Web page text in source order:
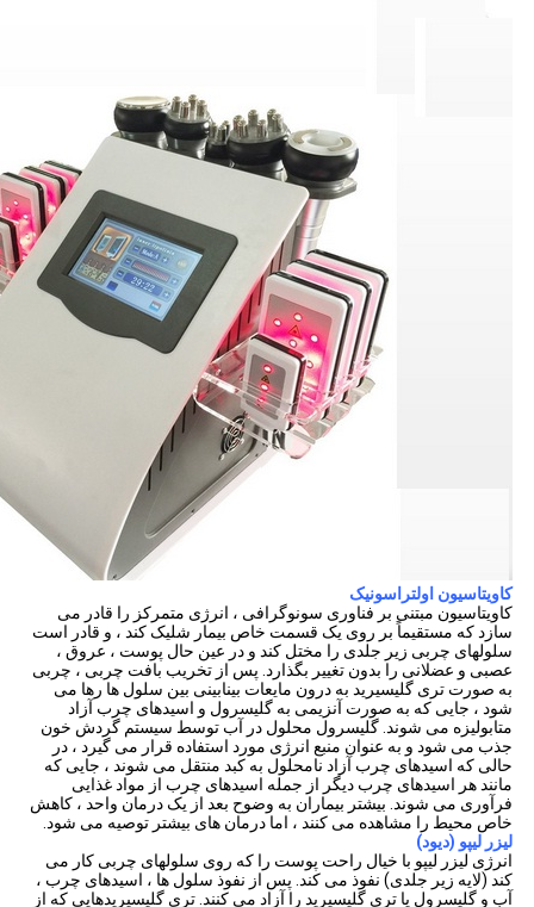
کاویتاسیون اولتراسونیک
کاویتاسیون مبتنی بر فناوری سونوگرافی ، انرژی متمرکز را قادر می
سازد که مستقیماً بر روی یک قسمت خاص بیمار شلیک کند ، و قادر است
سلولهای چربی زیر جلدی را مختل کند و در عین حال پوست ، عروق ،
عصبی و عضلانی را بدون تغییر بگذارد. پس از تخریب بافت چربی ، چربی
به صورت تری گلیسیرید به درون مایعات بینابینی بین سلول ها رها می
شود ، جایی که به صورت آنزیمی به گلیسرول و اسیدهای چرب آزاد
متابولیزه می شوند.گلیسرول محلول در آب توسط سیستم گردش خون
جذب می شود و به عنوان منبع انرژی مورد استفاده قرار می گیرد ، در
حالی که اسیدهای چرب آزاد نامحلول به کبد منتقل می شوند ، جایی که
مانند هر اسیدهای چرب دیگر از جمله اسیدهای چرب از مواد غذایی
فرآوری می شوند. بیشتر بیماران به وضوح بعد از یک درمان واحد ، کاهش
خاص محیط را مشاهده می کنند ، اما درمان های بیشتر توصیه می شود.
لیزر لیپو (دیود)
انرژی لیزر لیپو با خیال راحت پوست را که روی سلولهای چربی کار می
کند (لایه زیر جلدی) نفوذ می کند. پس از نفوذ سلول ها ، اسیدهای چرب ،
آب و گلیسرول یا تری گلیسیرید را آزاد می کنند.تری گلیسیریدهایی که از